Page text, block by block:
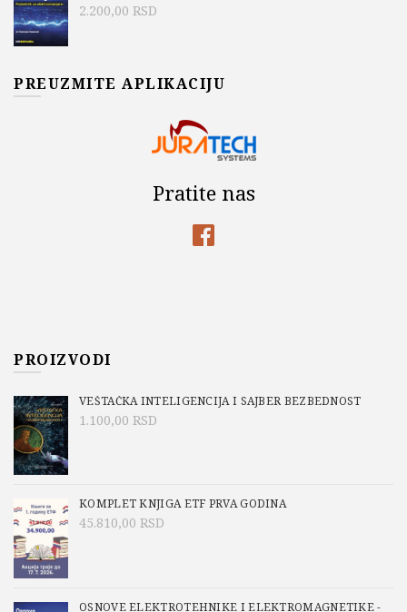
2.200,00 RSD
PREUZMITE APLIKACIJU
Pratite nas
PROIZVODI
VEŠTAČKA INTELIGENCIJA I SAJBER BEZBEDNOST
1.100,00 RSD
KOMPLET KNJIGA ETF PRVA GODINA
45.810,00 RSD
OSNOVE ELEKTROTEHNIKE I ELEKTROMAGNETIKE -